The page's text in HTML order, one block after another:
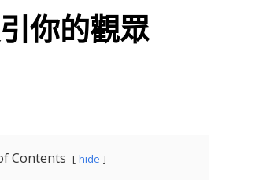
你的觀眾
Contents hide